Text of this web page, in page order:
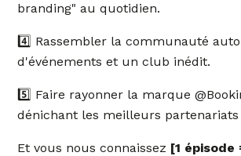
branding" au quotidien.
4️⃣ Rassembler la communauté
d'événements et un club inédit.
5️⃣ Faire rayonner la marque
dénichant les meilleurs partenariats
Et vous nous connaissez [1 épisode